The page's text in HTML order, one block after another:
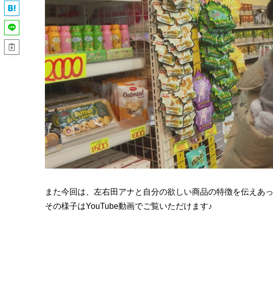
また今回は、左右田アナと自分の欲しい商品の特徴を伝えあ
その様子はYouTube動画でご覧いただけます♪